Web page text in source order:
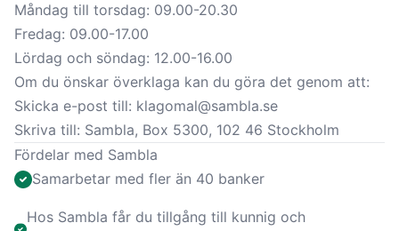
Måndag till torsdag: 09.00-20.30
Fredag: 09.00-17.00
Lördag och söndag: 12.00-16.00
Om du önskar överklaga kan du göra det genom att:
Skicka e-post till: klagomal@sambla.se
Skriva till: Sambla, Box 5300, 102 46 Stockholm
Fördelar med Sambla
Samarbetar med fler än 40 banker
Hos Sambla får du tillgång till kunnig och